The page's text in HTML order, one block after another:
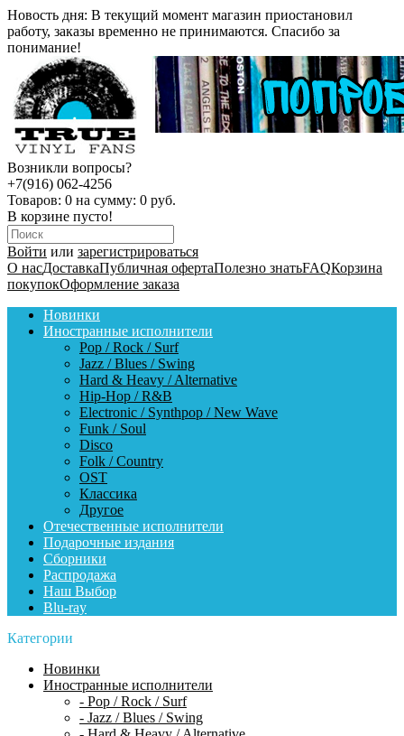
Новость дня: В текущий момент магазин приостановил
работу, заказы временно не принимаются. Спасибо за
понимание!
Возникли вопросы?
+7(916) 062-4256
Товаров: 0 на сумму: 0 руб.
В корзине пусто!
Войти или зарегистрироваться
О насДоставкаПубличная офертаПолезно знатьFAQКорзина
покупокОформление заказа
Новинки
Иностранные исполнители
Pop / Rock / Surf
Jazz / Blues / Swing
Hard & Heavy / Alternative
Hip-Hop / R&B
Electronic / Synthpop / New Wave
Funk / Soul
Disco
Folk / Country
OST
Классика
Другое
Отечественные исполнители
Подарочные издания
Сборники
Распродажа
Наш Выбор
Blu-ray
Категории
Новинки
Иностранные исполнители
- Pop / Rock / Surf
- Jazz / Blues / Swing